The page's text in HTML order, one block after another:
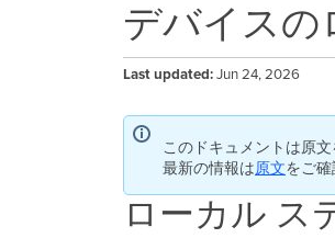
デバイスの
Last updated Jun 24, 2026
このドキュメントは原
最新の情報は原文をご確
ローカル ス